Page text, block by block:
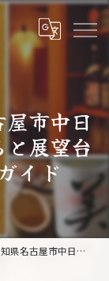
市中日
展望台
イド
る見どころと展望台料金・アクセス徹底ガイド